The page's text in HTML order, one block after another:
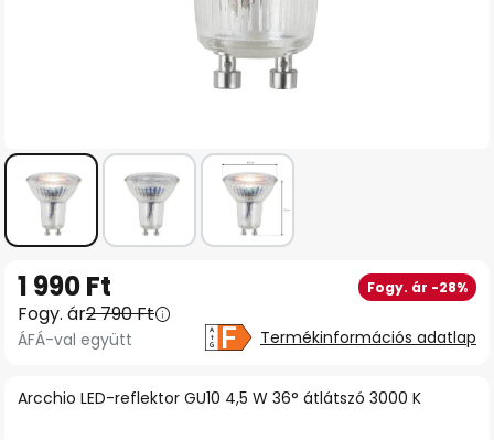
képgaléria
elejére
Arcchio LED-reflektor GU10 4,5 W 36° átlátszó 3000 K
1 990 Ft Fogy. ár -28%
Fogy. ár2 790 Ft
ÁFÁ-val együtt Termékinformációs adatlap